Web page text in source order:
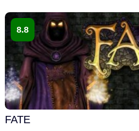
8.8
FATE